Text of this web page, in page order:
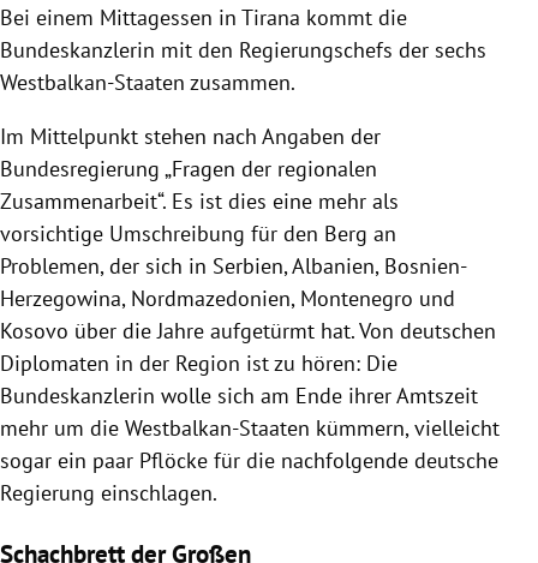
Bei einem Mittagessen in Tirana kommt die
Bundeskanzlerin mit den Regierungschefs der sechs
Westbalkan-Staaten zusammen.
Im Mittelpunkt stehen nach Angaben der
Bundesregierung „Fragen der regionalen
Zusammenarbeit“. Es ist dies eine mehr als
vorsichtige Umschreibung für den Berg an
Problemen, der sich in Serbien, Albanien, Bosnien-
Herzegowina, Nordmazedonien, Montenegro und
Kosovo über die Jahre aufgetürmt hat. Von deutschen
Diplomaten in der Region ist zu hören: Die
Bundeskanzlerin wolle sich am Ende ihrer Amtszeit
mehr um die Westbalkan-Staaten kümmern, vielleicht
sogar ein paar Pflöcke für die nachfolgende deutsche
Regierung einschlagen.
Schachbrett der Großen